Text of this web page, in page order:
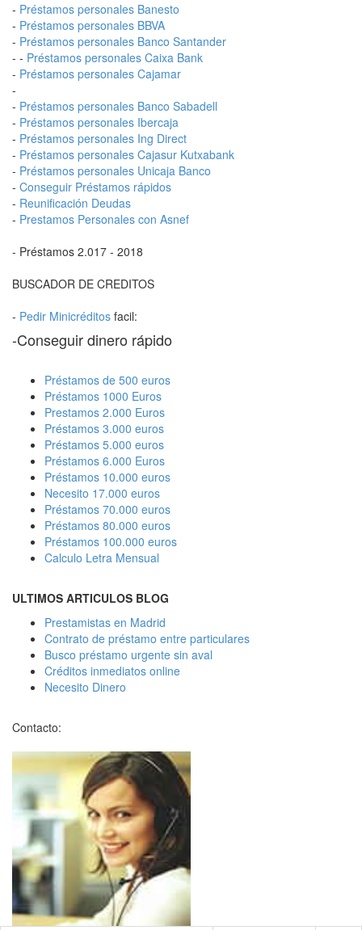
- Préstamos personales Banesto
- Préstamos personales BBVA
- Préstamos personales Banco Santander
- - Préstamos personales Caixa Bank
- Préstamos personales Cajamar
-
- Préstamos personales Banco Sabadell
- Préstamos personales Ibercaja
- Préstamos personales Ing Direct
- Préstamos personales Cajasur Kutxabank
- Préstamos personales Unicaja Banco
- Conseguir Préstamos rápidos
- Reunificación Deudas
- Prestamos Personales con Asnef
- Préstamos 2.017 - 2018
BUSCADOR DE CREDITOS
- Pedir Minicréditos facil:
-Conseguir dinero rápido
Préstamos de 500 euros
Préstamos 1000 Euros
Prestamos 2.000 Euros
Préstamos 3.000 euros
Préstamos 5.000 euros
Préstamos 6.000 Euros
Préstamos 10.000 euros
Necesito 17.000 euros
Préstamos 70.000 euros
Préstamos 80.000 euros
Préstamos 100.000 euros
Calculo Letra Mensual
ULTIMOS ARTICULOS BLOG
Prestamistas en Madrid
Contrato de préstamo entre particulares
Busco préstamo urgente sin aval
Créditos inmediatos online
Necesito Dinero
Contacto: